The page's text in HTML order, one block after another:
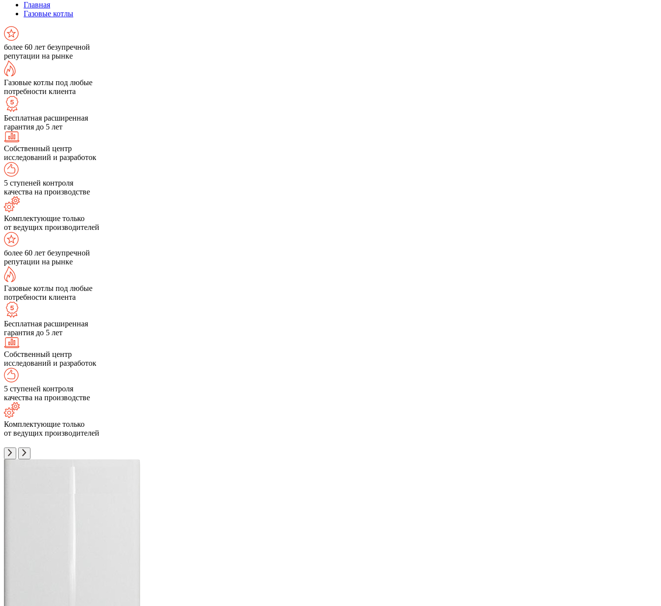
Главная
Газовые котлы
более 60 лет безупречной
репутации на рынке
Газовые котлы под любые
потребности клиента
Бесплатная расширенная
гарантия до 5 лет
Собственный центр
исследований и разработок
5 ступеней контроля
качества на производстве
Комплектующие только
от ведущих производителей
более 60 лет безупречной
репутации на рынке
Газовые котлы под любые
потребности клиента
Бесплатная расширенная
гарантия до 5 лет
Собственный центр
исследований и разработок
5 ступеней контроля
качества на производстве
Комплектующие только
от ведущих производителей